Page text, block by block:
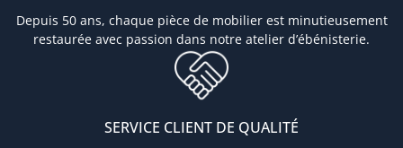
Depuis 50 ans, chaque pièce de mobilier est minutieusement
restaurée avec passion dans notre atelier d’ébénisterie.
SERVICE CLIENT DE QUALITÉ